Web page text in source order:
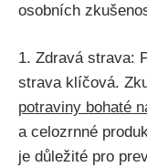
osobních
1. Zdravá​ strava:
strava klíčová.
‌potraviny⁤ bohaté‌
a ⁣celozrnné
je⁤ důležité pro⁤